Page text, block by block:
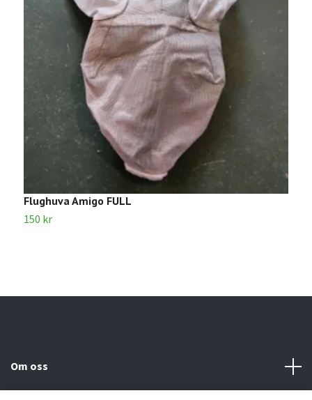
Flughuva Amigo FULL
150 kr
Om oss